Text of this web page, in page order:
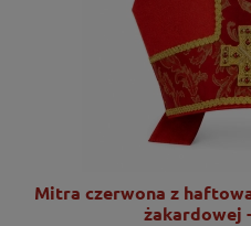
Mitra czerwona z
żakardowej